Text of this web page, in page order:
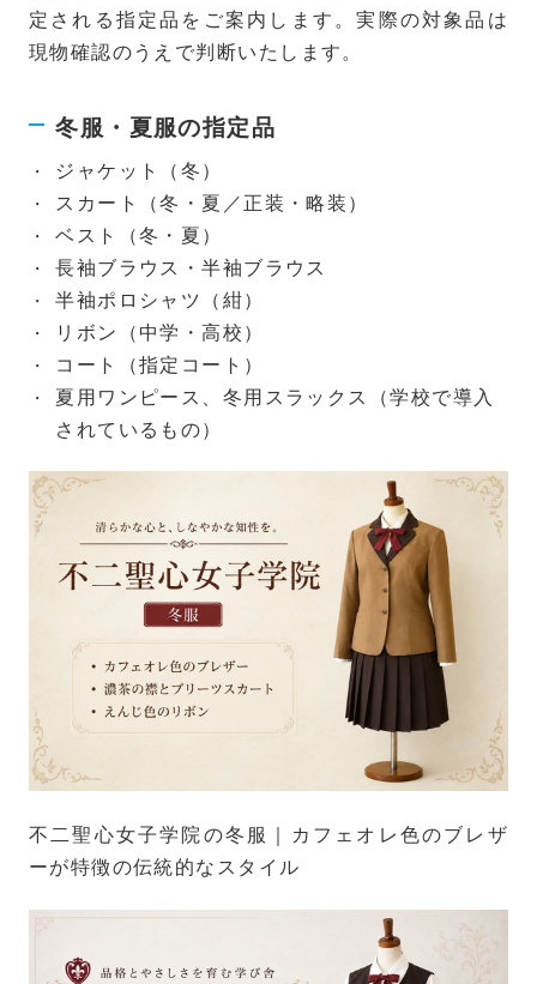
定される指定品をご案内します。実際の対象品は
現物確認のうえで判断いたします。
冬服・夏服の指定品
ジャケット（冬）
スカート（冬・夏／正装・略装）
ベスト（冬・夏）
長袖ブラウス・半袖ブラウス
半袖ポロシャツ（紺）
リボン（中学・高校）
コート（指定コート）
夏用ワンピース、冬用スラックス（学校で導入
されているもの）
不二聖心女子学院の冬服｜カフェオレ色のブレザ
ーが特徴の伝統的なスタイル